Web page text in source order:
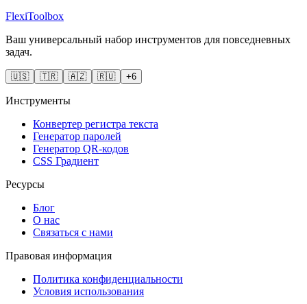
FlexiToolbox
Ваш универсальный набор инструментов для повседневных
задач.
🇺🇸 🇹🇷 🇦🇿 🇷🇺 +6
Инструменты
Конвертер регистра текста
Генератор паролей
Генератор QR-кодов
CSS Градиент
Ресурсы
Блог
О нас
Связаться с нами
Правовая информация
Политика конфиденциальности
Условия использования